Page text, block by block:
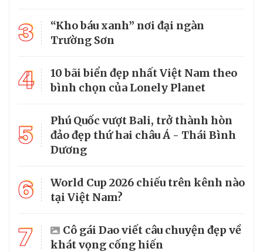
3
“Kho báu xanh” nơi đại ngàn
Trường Sơn
4
10 bãi biển đẹp nhất Việt Nam theo
bình chọn của Lonely Planet
5
Phú Quốc vượt Bali, trở thành hòn
đảo đẹp thứ hai châu Á - Thái Bình
Dương
6
World Cup 2026 chiếu trên kênh nào
tại Việt Nam?
7
Cô gái Dao viết câu chuyện đẹp về
khát vọng cống hiến